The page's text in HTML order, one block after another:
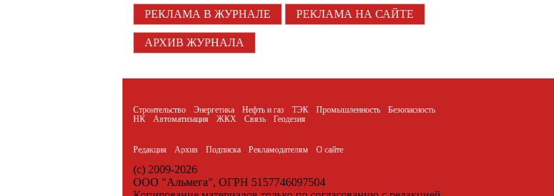
РЕКЛАМА В ЖУРНАЛЕ РЕКЛАМА НА САЙТЕ
АРХИВ ЖУРНАЛА
Строительство
Энергетика Нефть и газ ТЭК Промышленность
Безопасность
НК
Автоматизация ЖКХ Связь
Геодезия
Редакция
Архив Подписка Рекламодателям О сайте
(c) 2009-2026
ООО "Альмега", ОГРН 5157746097504